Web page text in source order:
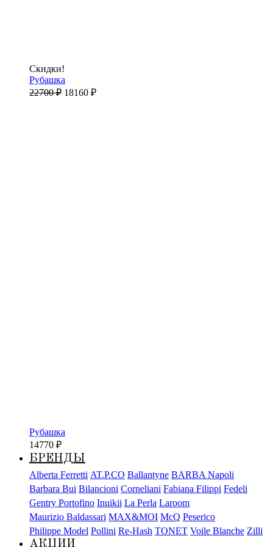
Скидки!
Рубашка
22700₽ 18160 ₽
Рубашка
14770 ₽
БРЕНДЫ
Alberta Ferretti AT.P.CO Ballantyne BARBA Napoli
Barbara Bui Bilancioni Corneliani Fabiana Filippi Fedeli
Gentry Portofino Inuikii La Perla Laroom
Maurizio Baldassari MAX&MOI McQ Peserico
Philippe Model Pollini Re-Hash TONET Voile Blanche Zilli
АКЦИИ